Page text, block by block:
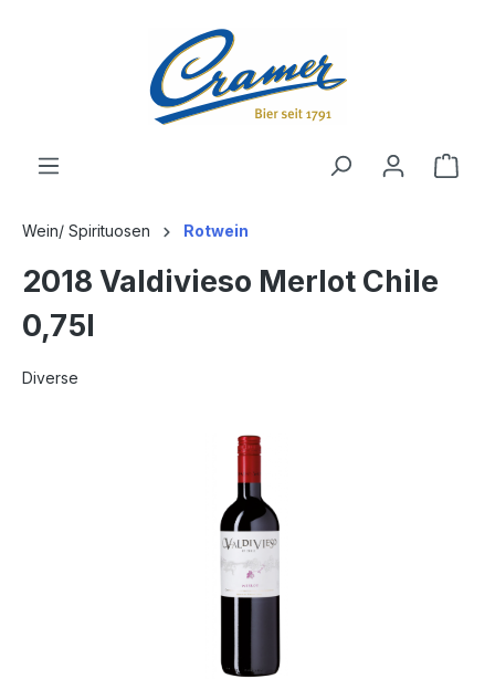
Wein/ Spirituosen Rotwein
2018 Valdivieso Merlot Chile
0,75l
Diverse